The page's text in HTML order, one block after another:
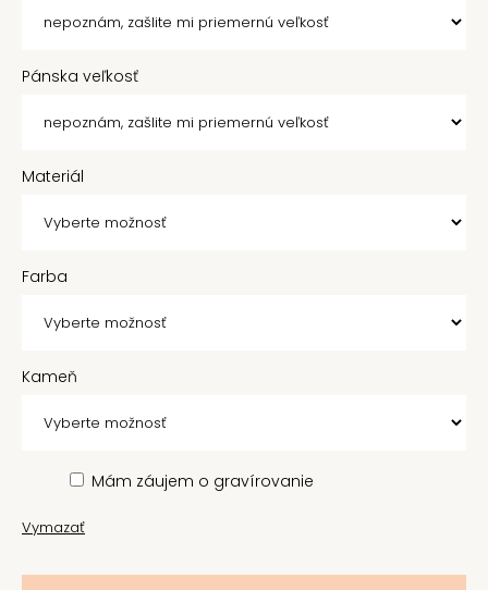
Pánska veľkosť
Materiál
Farba
Kameň
Mám záujem o gravírovanie
Vymazať